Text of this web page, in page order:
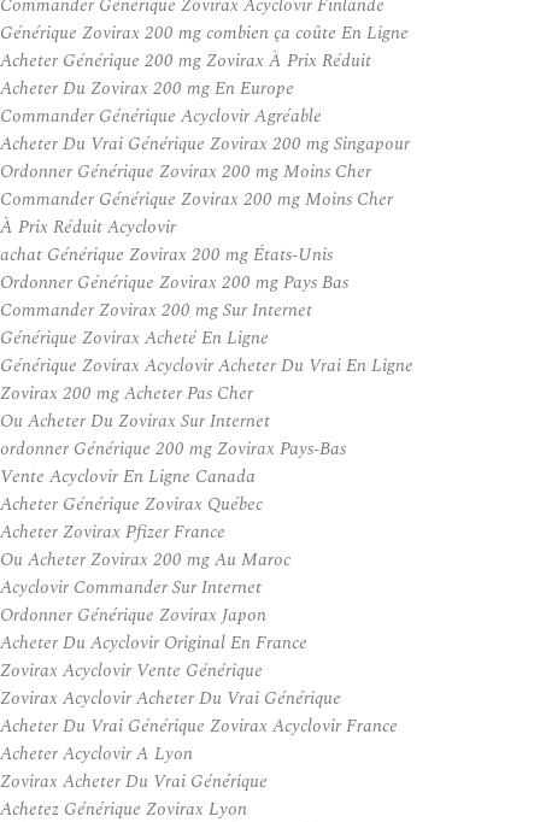
Générique Zovirax 200 mg combien ça coûte En Ligne
Acheter Générique 200 mg Zovirax À Prix Réduit
Acheter Du Zovirax 200 mg En Europe
Commander Générique Acyclovir Agréable
Acheter Du Vrai Générique Zovirax 200 mg Singapour
Ordonner Générique Zovirax 200 mg Moins Cher
Commander Générique Zovirax 200 mg Moins Cher
À Prix Réduit Acyclovir
achat Générique Zovirax 200 mg États-Unis
Ordonner Générique Zovirax 200 mg Pays Bas
Commander Zovirax 200 mg Sur Internet
Générique Zovirax Acheté En Ligne
Générique Zovirax Acyclovir Acheter Du Vrai En Ligne
Zovirax 200 mg Acheter Pas Cher
Ou Acheter Du Zovirax Sur Internet
ordonner Générique 200 mg Zovirax Pays-Bas
Vente Acyclovir En Ligne Canada
Acheter Générique Zovirax Québec
Acheter Zovirax Pfizer France
Ou Acheter Zovirax 200 mg Au Maroc
Acyclovir Commander Sur Internet
Ordonner Générique Zovirax Japon
Acheter Du Acyclovir Original En France
Zovirax Acyclovir Vente Générique
Zovirax Acyclovir Acheter Du Vrai Générique
Acheter Du Vrai Générique Zovirax Acyclovir France
Acheter Acyclovir A Lyon
Zovirax Acheter Du Vrai Générique
Achetez Générique Zovirax Lyon